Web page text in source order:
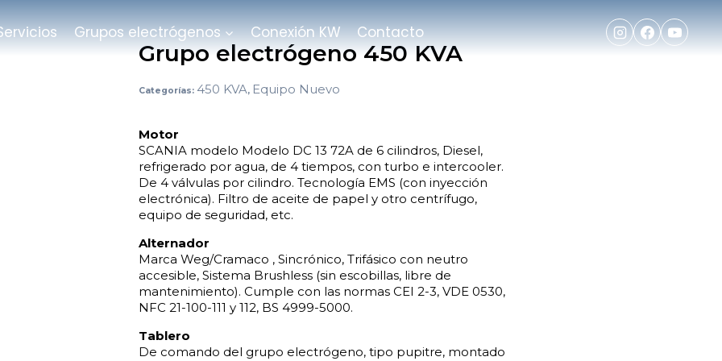
Grupos electrógenos Conexión KW Contacto
Grupo electrógeno 450 KVA
Categorías: 450 KVA, Equipo Nuevo
Motor
SCANIA modelo Modelo DC 13 72A de 6 cilindros, Diesel,
refrigerado por agua, de 4 tiempos, con turbo e intercooler.
De 4 válvulas por cilindro. Tecnología EMS (con inyección
electrónica). Filtro de aceite de papel y otro centrífugo,
equipo de seguridad, etc.
Alternador
Marca Weg/Cramaco , Sincrónico, Trifásico con neutro
accesible, Sistema Brushless (sin escobillas, libre de
mantenimiento). Cumple con las normas CEI 2-3, VDE 0530,
NFC 21-100-111 y 112, BS 4999-5000.
Tablero
De comando del grupo electrógeno, tipo pupitre, montado